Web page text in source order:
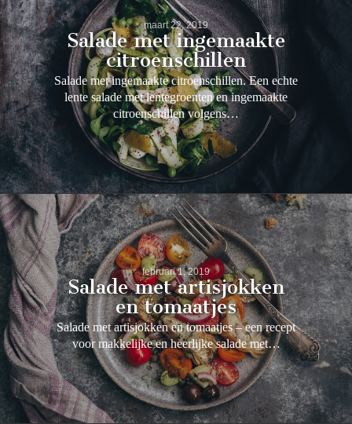
maart 22, 2019
Salade met ingemaakte
citroenschillen
Salade met ingemaakte citroenschillen. Een echte
lente salade met lentegroenten en ingemaakte
citroenschillen volgens…
februari 1, 2019
Salade met artisjokken
en tomaatjes
Salade met artisjokken en tomaatjes – een recept
voor makkelijke en heerlijke salade met…